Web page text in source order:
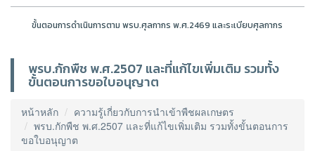
ขั้นตอนการดำเนินการตาม พรบ.ศุลกากร พ.ศ.2469 และระเบียบศุลกากร
พรบ.กักพืช พ.ศ.2507 และที่แก้ไขเพิ่มเติม รวมทั้ง
ขั้นตอนการขอใบอนุญาต
หน้าหลัก
ความรู้เกี่ยวกับการนำเข้าพืชผลเกษตร
พรบ.กักพืช พ.ศ.2507 และที่แก้ไขเพิ่มเติม รวมทั้งขั้นตอนการ
ขอใบอนุญาต